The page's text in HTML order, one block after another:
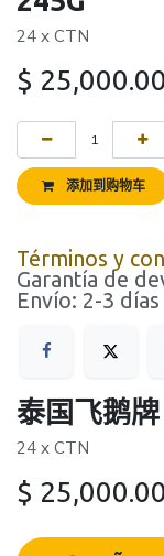
24 x CTN
$ 25,000.00
添加到购物车
Términos y
Garantía de
Envío: 2-3
泰国飞鹅
24 x CTN
$ 25,000.00